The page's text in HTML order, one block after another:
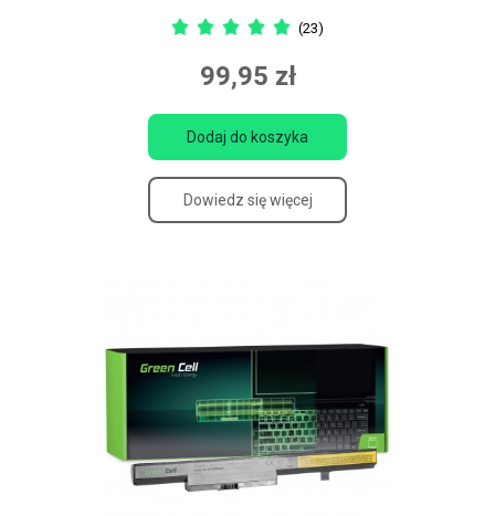
(23)
99,95 zł
Dodaj do koszyka
Dowiedz się więcej